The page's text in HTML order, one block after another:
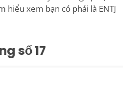
hiểu xem bạn có phải là ENTJ
số 17